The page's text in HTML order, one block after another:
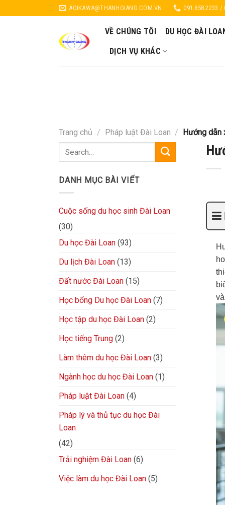
to
AOIKAWA@THANHGIANG.COM.VN 091.858.2233 /
VỀ CHÚNG TÔI DU HỌC ĐÀI
DỊCH VỤ KHÁC
Trang chủ / Pháp luật Đài Loan / Hướng dẫn
DANH MỤC BÀI VIẾT
Cuộc sống du học sinh Đài Loan
(30)
Du học Đài Loan (93)
Du lịch Đài Loan (13)
Đất nước Đài Loan (15)
Học bổng Du học Đài Loan (7)
Học tập du học Đài Loan (2)
Học tiếng Trung (2)
Làm thêm du học Đài Loan (3)
Ngành học du học Đài Loan (1)
Pháp luật Đài Loan (4)
Pháp lý và thủ tục du học Đài
Loan
(42)
Trải nghiệm Đài Loan (6)
Việc làm du học Đài Loan (5)